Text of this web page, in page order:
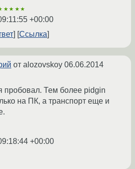
+00:00
Ссылка
от alozovskoy 06.06.2014
пробовал. Тем более pidgin
на ПК, а транспорт еще и
+00:00